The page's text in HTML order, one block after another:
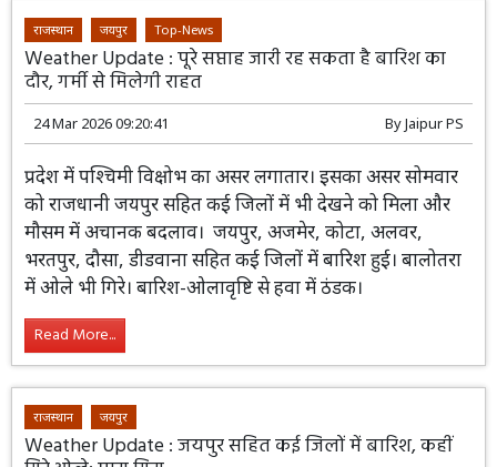
राजस्थान जयपुर Top-News
Weather Update : पूरे सप्ताह जारी रह सकता है बारिश का
दौर, गर्मी से मिलेगी राहत
24 Mar 2026 09:20:41 ByJaipur PS
प्रदेश में पश्चिमी विक्षोभ का असर लगातार।
इसका असर सोमवार को राजधानी जयपुर सहित
कई जिलों में भी देखने को मिला और मौसम में
अचानक बदलाव। जयपुर, अजमेर, कोटा, अलवर, भरतपुर, दौसा,
डीडवाना सहित कई जिलों में बारिश हुई। बालोतरा में ओले भी गिरे।
बारिश-ओलावृष्टि से हवा में ठंडक।
Read More...
राजस्थान जयपुर